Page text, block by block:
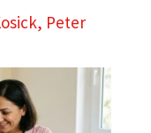
, Peter